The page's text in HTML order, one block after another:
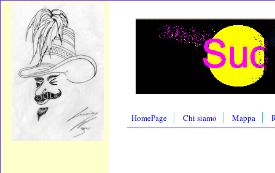
HomePage Chi siamo Mappa